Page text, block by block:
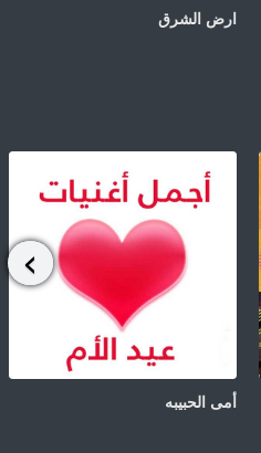
ارض الشرق
أمى الحبيبه